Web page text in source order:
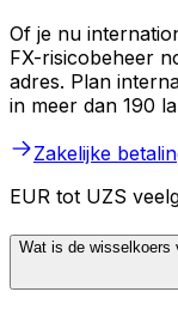
Of je nu
FX-risicobeheer
adres. Plan
in meer dan 190
Zakelijke
EUR tot UZS
Wat is de wisselkoers